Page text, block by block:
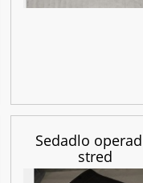
Sedadlo
stred